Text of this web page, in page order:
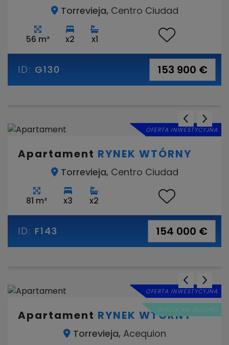
Torrevieja, Centro Ciudad
56 m² x2 x1
ID: G130 153 900 €
OFERTA INWESTYCYJNA
Apartament RYNEK WTÓRNY
Torrevieja, Centro Ciudad
81 m² x3 x2
ID: F143 154 000 €
OFERTA INWESTYCYJNA
WIDOK NA JEZIORO
Apartament RYNEK WTÓRNY
Torrevieja, Acequion